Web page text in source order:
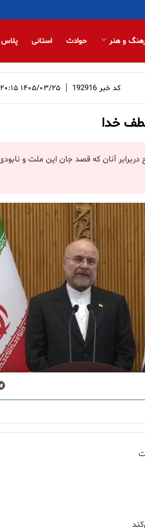
و هنر حوادث استانی پلاس
کد خبر 192916
| ۱۴۰۵/۰۳/۲۵ ۲۰:۱۵
لطف خدا
آنان که قصد جان این ملت و